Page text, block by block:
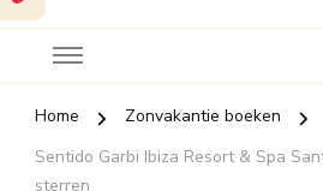
Home Zonvakantie boeken
Sentido Garbi Ibiza Resort & Spa
sterren